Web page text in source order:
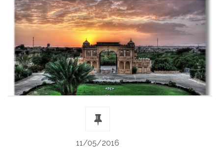
11/05/2016